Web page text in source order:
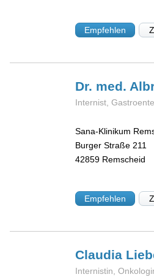
Empfehlen
Dr. med.
Internist,
Sana-Klinikum
Burger Straße 211
42859 Remscheid
Empfehlen
Claudia
Internistin,